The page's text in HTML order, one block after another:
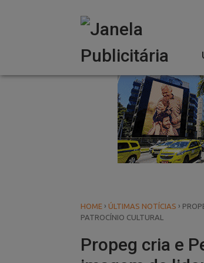
HOME › ÚLTIMAS NOTÍCIAS ›
PATROCÍNIO CULTURAL
Propeg cria e